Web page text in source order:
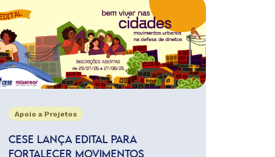
Apoio a Projetos
CESE LANÇA EDITAL PARA
FORTALECER MOVIMENTOS